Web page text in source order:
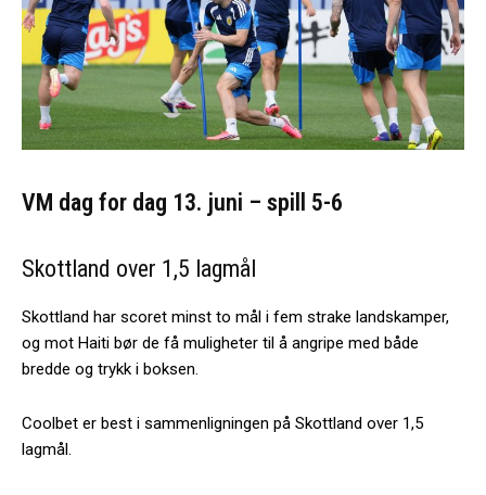
VM dag for dag 13. juni – spill 5-6
Skottland over 1,5 lagmål
Skottland har scoret minst to mål i fem strake landskamper,
og mot Haiti bør de få muligheter til å angripe med både
bredde og trykk i boksen.
Coolbet er best i sammenligningen på Skottland over 1,5
lagmål.